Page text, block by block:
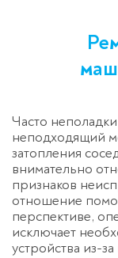
Часто
неподходящий
затопления
внимательно
признаков
отношение
перспективе,
исключает
устройства из-